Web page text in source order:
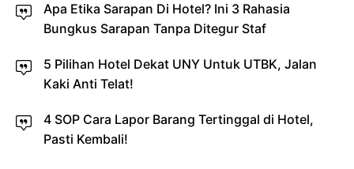
Apa Etika Sarapan Di Hotel? Ini 3 Rahasia
Bungkus Sarapan Tanpa Ditegur Staf
5 Pilihan Hotel Dekat UNY Untuk UTBK, Jalan
Kaki Anti Telat!
4 SOP Cara Lapor Barang Tertinggal di Hotel,
Pasti Kembali!